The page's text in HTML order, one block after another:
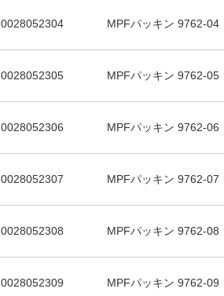
0028052304 MPFパッキン 9762-04
0028052305 MPFパッキン 9762-05
0028052306 MPFパッキン 9762-06
0028052307 MPFパッキン 9762-07
0028052308 MPFパッキン 9762-08
0028052309 MPFパッキン 9762-09